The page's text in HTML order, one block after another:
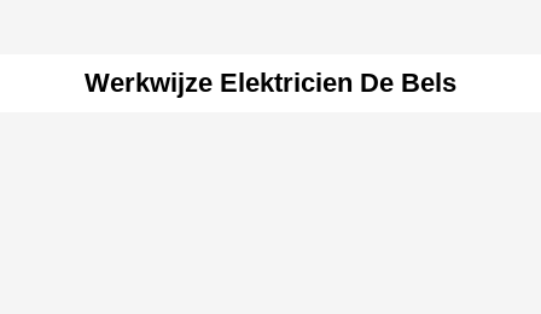
Werkwijze Elektricien De Bels